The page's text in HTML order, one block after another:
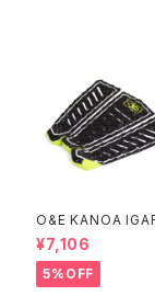
O&E KANOA
HI 3 PIECE
ME｜PRO SERIES
¥7,106
5%OFF